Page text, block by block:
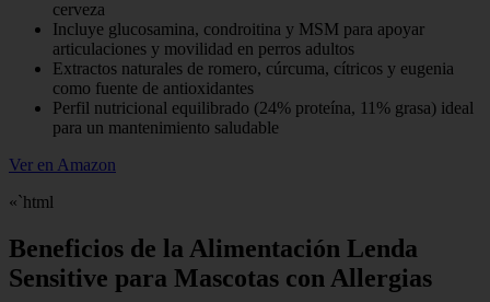
cerveza
Incluye glucosamina, condroitina y MSM para apoyar
articulaciones y movilidad en perros adultos
Extractos naturales de romero, cúrcuma, cítricos y eugenia
como fuente de antioxidantes
Perfil nutricional equilibrado (24% proteína, 11% grasa) ideal
para un mantenimiento saludable
Ver en Amazon
«`html
Beneficios de la Alimentación Lenda
Sensitive para Mascotas con Allergias